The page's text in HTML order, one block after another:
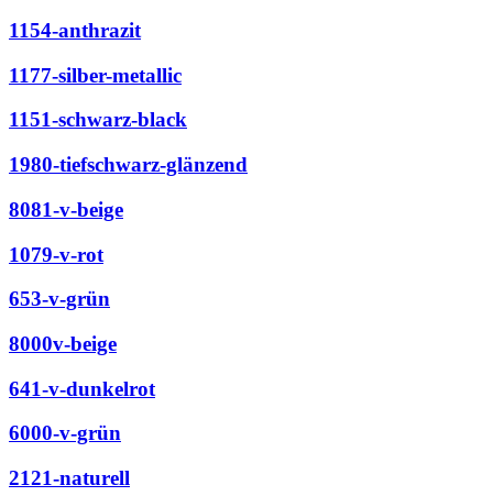
1154-anthrazit
1177-silber-metallic
1151-schwarz-black
1980-tiefschwarz-glänzend
8081-v-beige
1079-v-rot
653-v-grün
8000v-beige
641-v-dunkelrot
6000-v-grün
2121-naturell